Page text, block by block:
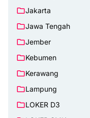
Jakarta
Jawa Tengah
Jember
Kebumen
Kerawang
Lampung
LOKER D3